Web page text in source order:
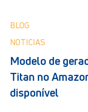
BLOG
NOTICIAS
Modelo de
Titan no
disponível